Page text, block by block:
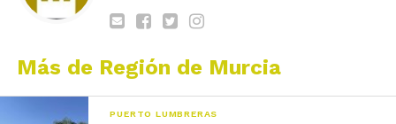
Más de Región de Murcia
PUERTO LUMBRERAS